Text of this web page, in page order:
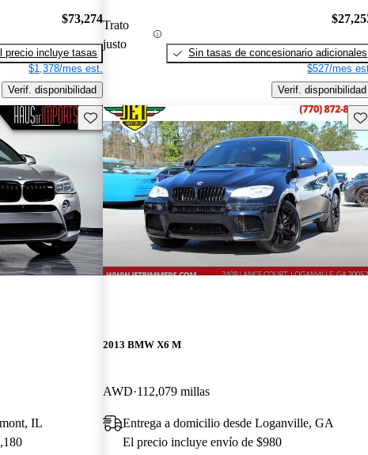
$73,274
precio incluye tasas
$1,378/mes est.
Verif. disponibilidad
Trato
justo
Sin tasas de concesionario adicionales
$527/mes
Verif. disponibilidad
Guarda este Aviso
IL
2013 BMW X6 M
AWD 112,079 millas
Entrega a domicilio desde Loganville, GA
El precio incluye envío de $980